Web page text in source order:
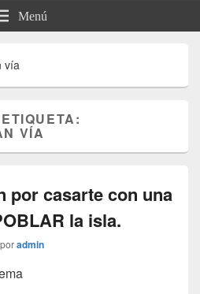
Menú
vía
VÍA
por casarte con una
la isla.
poradmin